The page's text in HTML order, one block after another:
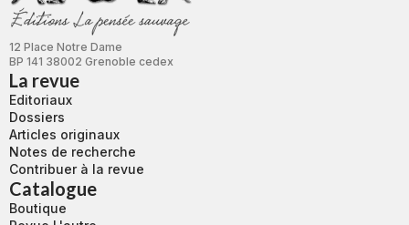
12 Place Notre Dame
BP 141 38002 Grenoble cedex
La revue
Editoriaux
Dossiers
Articles originaux
Notes de recherche
Contribuer à la revue
Catalogue
Boutique